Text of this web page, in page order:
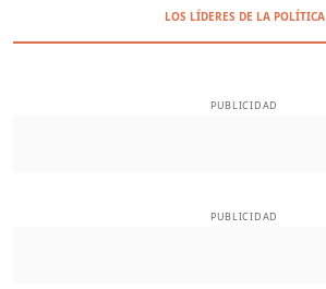
LOS LÍDERES DE LA POLÍTICA
PUBLICIDAD
PUBLICIDAD